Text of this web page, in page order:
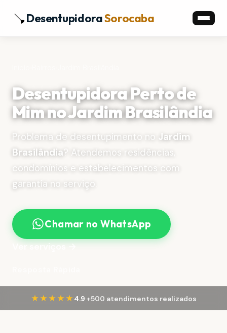
DesentupidoraSorocaba
Desentupidora Perto de
Mim no Jardim Brasilândia
Problema de desentupimento no Jardim
Brasilândia? Atendemos residências,
condomínios e estabelecimentos com
garantia no serviço.
Chamar no WhatsApp
Ver serviços →
★★★★★ 4.9·+500 atendimentos realizados